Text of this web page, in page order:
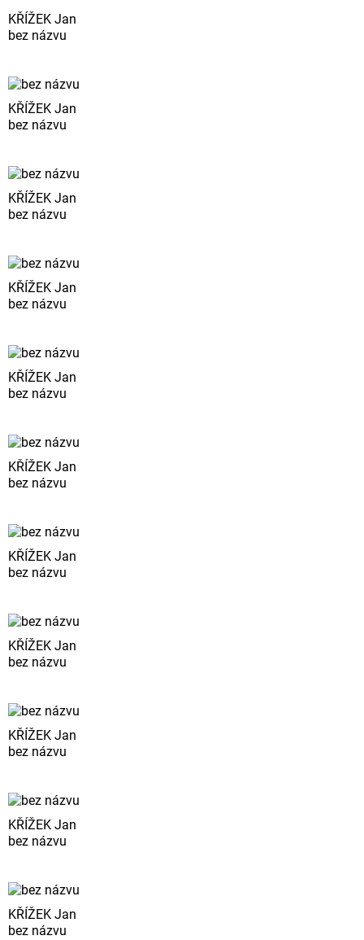
KŘÍŽEK Jan
bez názvu
KŘÍŽEK Jan
bez názvu
KŘÍŽEK Jan
bez názvu
KŘÍŽEK Jan
bez názvu
KŘÍŽEK Jan
bez názvu
KŘÍŽEK Jan
bez názvu
KŘÍŽEK Jan
bez názvu
KŘÍŽEK Jan
bez názvu
KŘÍŽEK Jan
bez názvu
KŘÍŽEK Jan
bez názvu
KŘÍŽEK Jan
bez názvu